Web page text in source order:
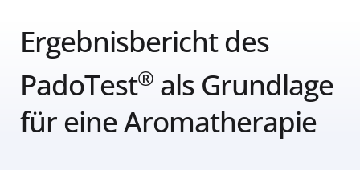
Ergebnisbericht des
PadoTest® als Grundlage
für eine Aromatherapie